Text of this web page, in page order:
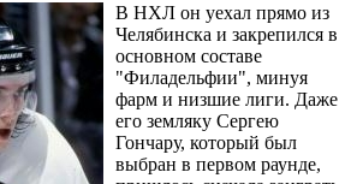
В НХЛ он уехал прямо из
Челябинска и закрепился в
основном составе
"Филадельфии", минуя
фарм и низшие лиги. Даже
его земляку Сергею
Гончару, который был
выбран в первом раунде,